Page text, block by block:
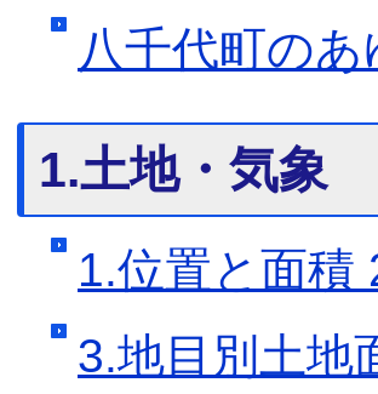
八千代町のあ
1.土地・気象
1.位置と面積
3.地目別土地